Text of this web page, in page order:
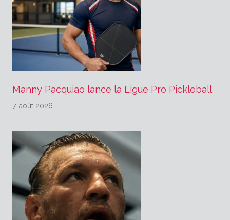
Manny Pacquiao lance la Ligue Pro Pickleball
7 août 2026